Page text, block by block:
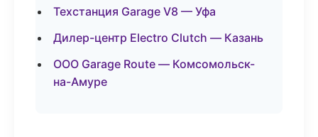
Техстанция Garage V8 — Уфа
Дилер-центр Electro Clutch — Казань
ООО Garage Route — Комсомольск-
на-Амуре